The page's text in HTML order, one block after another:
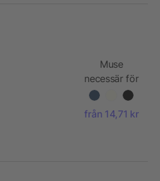
Muse
necessär för
toalettartiklar
av GRS RPET
från 14,71 kr